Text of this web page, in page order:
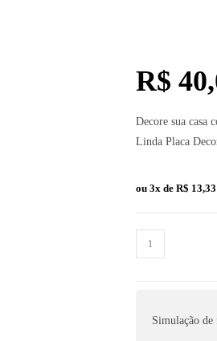
R$
Decore sua casa
Linda Placa
ou 3x de R$ 13,33
Simulação de